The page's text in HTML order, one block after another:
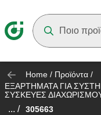
Home / Προϊόντα /
EΞΑΡΤΗΜΑΤΑ ΓΙΑ
ΣΥΣΚΕΥΕΣ
... / 305663